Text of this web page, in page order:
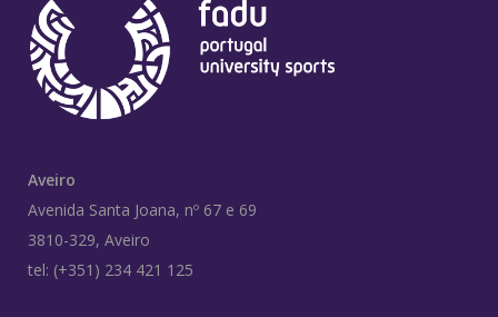
Aveiro
Avenida Santa Joana, nº 67 e 69
3810-329, Aveiro
tel: (+351) 234 421 125